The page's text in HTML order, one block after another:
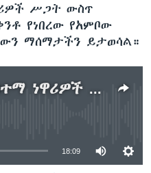
ሥጋት ውስጥ
የነበረው የአምቦው
ማሰማታችን ይታወሳል።
የምስራቅ ወለጋ አኖ ከተማ ነዋሪዎች ሰለ ሠላም ይናገራሉ
available
18:09